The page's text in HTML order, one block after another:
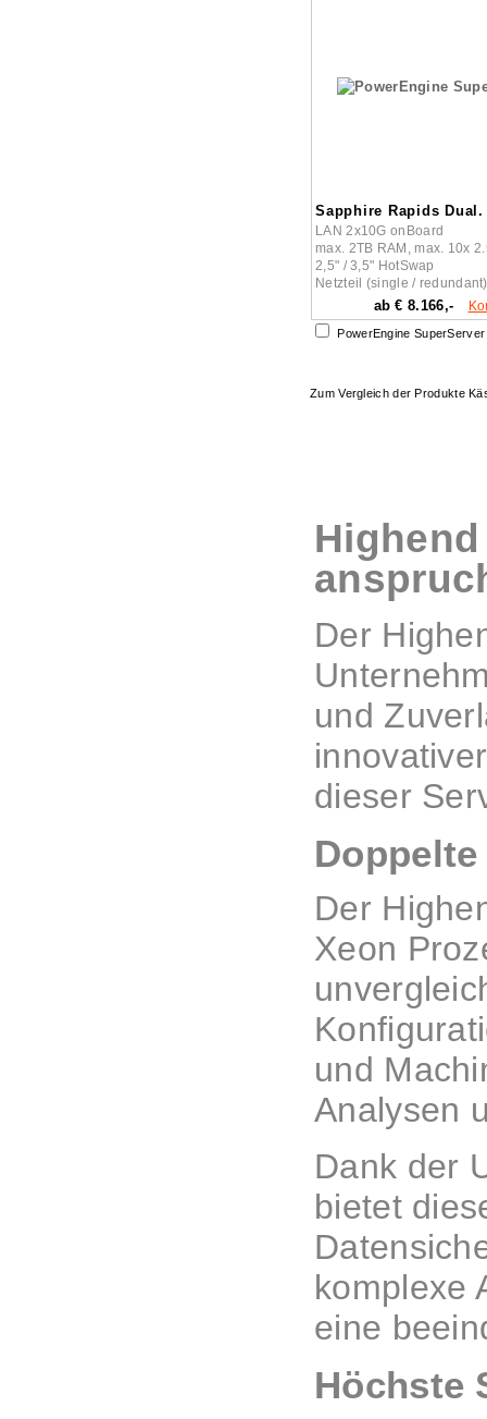
Sapphire Rapids Dual.
LAN 2x10G onBoard
max. 2TB RAM, max. 10x
2,5" / 3,5" HotSwap
Netzteil (single / redundant)
ab € 8.166,-
PowerEngine
Zum Vergleich der Produkte
Der
und
dieser
Der
Xeon
und
Analysen
Dank der
bietet
komplexe
eine
Höchste